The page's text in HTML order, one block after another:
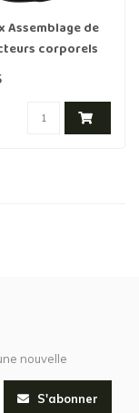
Assemblage de
corporels
et fil de
nouvelle
S'abonner